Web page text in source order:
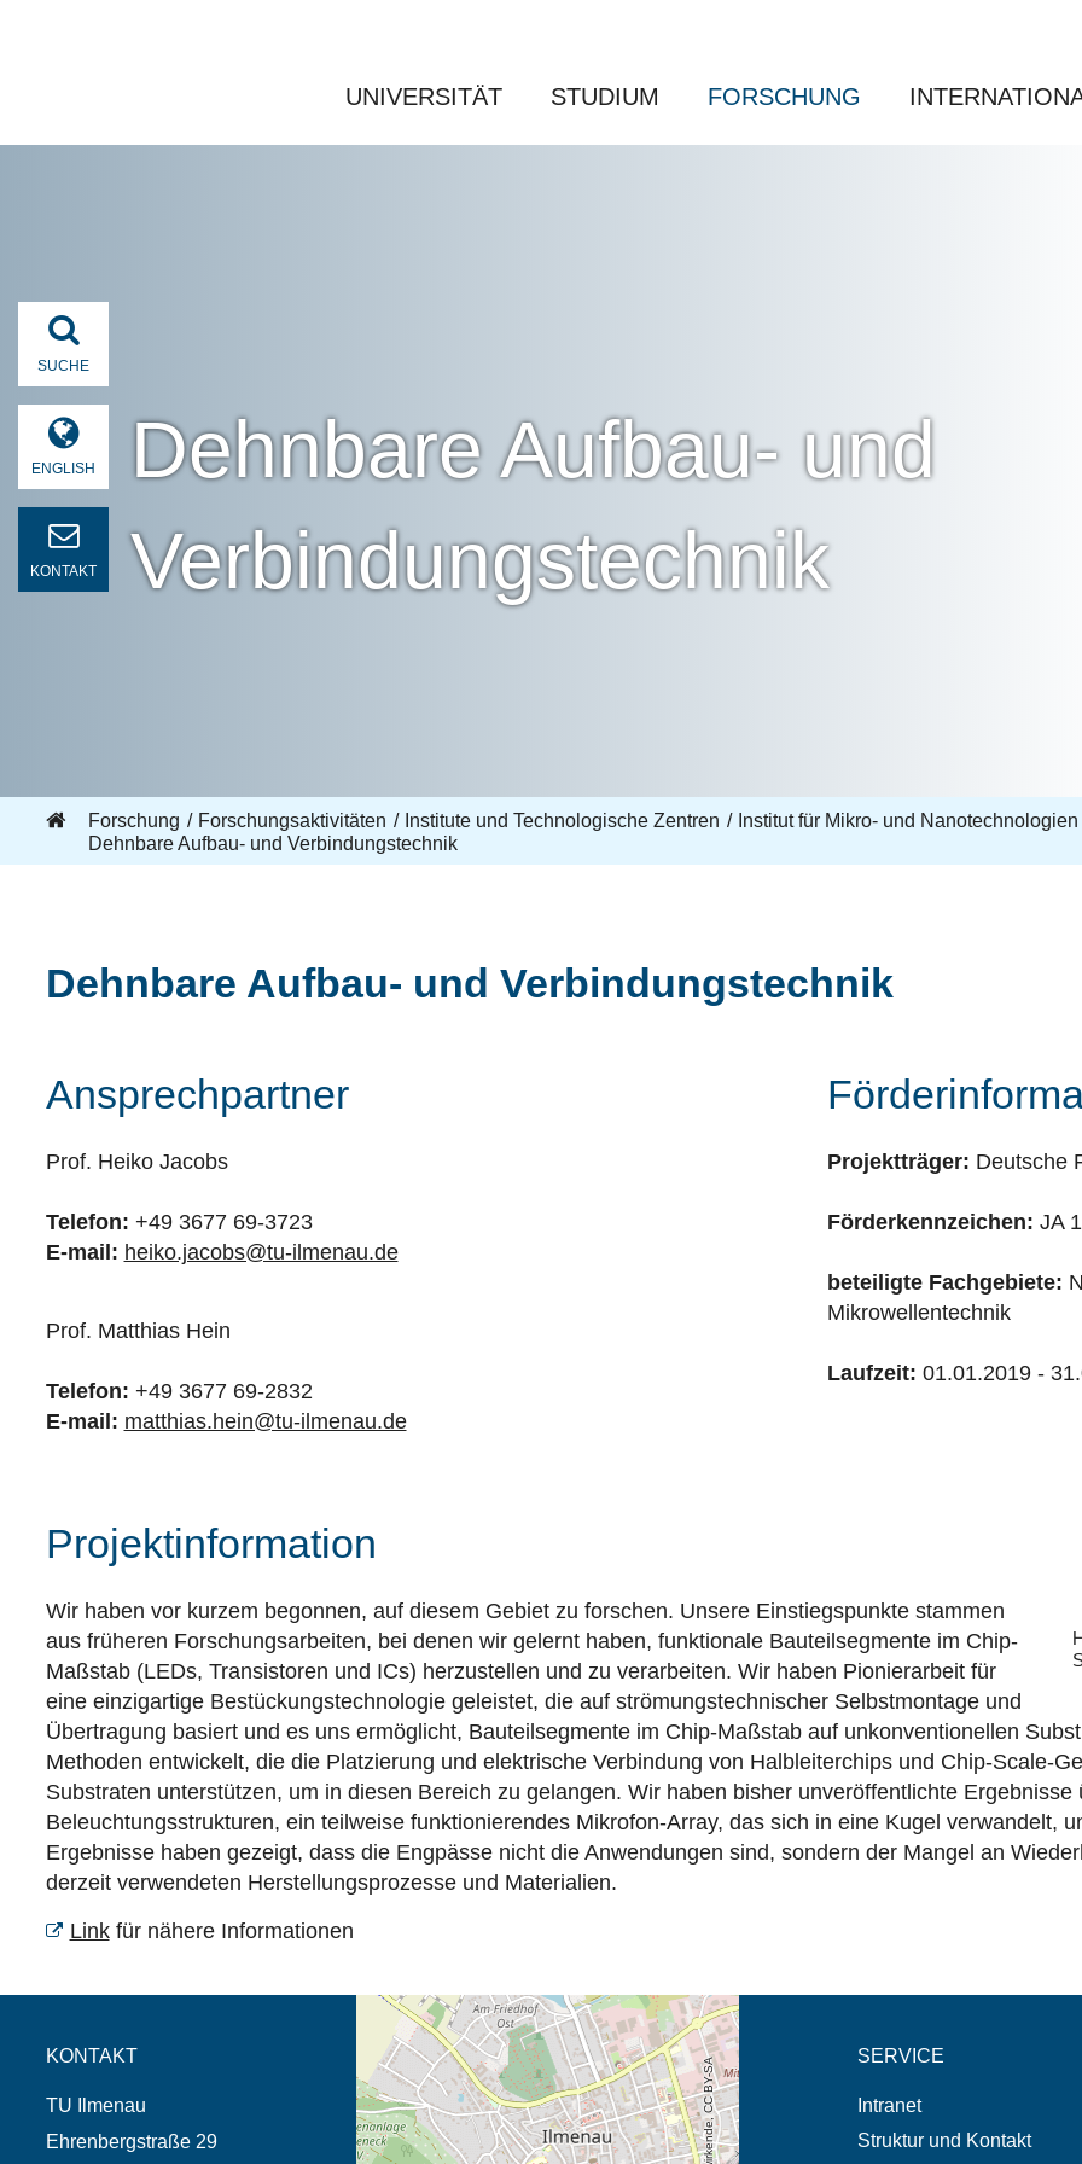
UNIVERSITÄT STUDIUM FORSCHUNG
SUCHE
ENGLISH
KONTAKT
Dehnbare Aufbau- und
Verbindungstechnik
Forschung Forschungsaktivitäten Institute und Technologische Zentren Institut für Mikro- und Nanotechnologien
Dehnbare Aufbau- und Verbindungstechnik
Dehnbare Aufbau- und Verbindungstechnik
Ansprechpartner
Prof. Heiko Jacobs
Telefon: +49 3677 69-3723
E-mail: heiko.jacobs@tu-ilmenau.de
Prof. Matthias Hein
Telefon: +49 3677 69-2832
E-mail: matthias.hein@tu-ilmenau.de
Projektträger: Deutsche
Förderkennzeichen: JA
beteiligte Fachgebiete:
Mikrowellentechnik
Laufzeit: 01.01.2019 -
Projektinformation
Wir haben vor kurzem begonnen, auf diesem Gebiet zu forschen. Unsere Einstiegspunkte stammen
aus früheren Forschungsarbeiten, bei denen wir gelernt haben, funktionale Bauteilsegmente im Chip-
Maßstab (LEDs, Transistoren und ICs) herzustellen und zu verarbeiten. Wir haben Pionierarbeit für
eine einzigartige Bestückungstechnologie geleistet, die auf strömungstechnischer Selbstmontage und
Übertragung basiert und es uns ermöglicht, Bauteilsegmente im Chip-Maßstab auf unkonventionellen
Methoden entwickelt, die die Platzierung und elektrische Verbindung von Halbleiterchips und Chip-Scale-
Substraten unterstützen, um in diesen Bereich zu gelangen. Wir haben bisher unveröffentlichte
Beleuchtungsstrukturen, ein teilweise funktionierendes Mikrofon-Array, das sich in eine Kugel verwandelt,
Ergebnisse haben gezeigt, dass die Engpässe nicht die Anwendungen sind, sondern der Mangel an
derzeit verwendeten Herstellungsprozesse und Materialien.
Linkfür nähere Informationen
KONTAKT
TU Ilmenau
Ehrenbergstraße 29
Öffnet die Anfahrtsbeschreibung in neuem
Tab (Karte)
SERVICE
Intranet
Struktur und Kontakt